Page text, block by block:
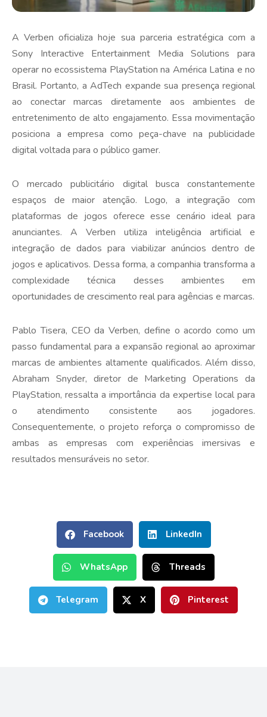
A Verben oficializa hoje sua parceria estratégica com a
Sony Interactive Entertainment Media Solutions para
operar no ecossistema PlayStation na América Latina e no
Brasil. Portanto, a AdTech expande sua presença regional
ao conectar marcas diretamente aos ambientes de
entretenimento de alto engajamento. Essa movimentação
posiciona a empresa como peça-chave na publicidade
digital voltada para o público gamer.
​O mercado publicitário digital busca constantemente
espaços de maior atenção. Logo, a integração com
plataformas de jogos oferece esse cenário ideal para
anunciantes. A Verben utiliza inteligência artificial e
integração de dados para viabilizar anúncios dentro de
jogos e aplicativos. Dessa forma, a companhia transforma a
complexidade técnica desses ambientes em
oportunidades de crescimento real para agências e marcas.
​Pablo Tisera, CEO da Verben, define o acordo como um
passo fundamental para a expansão regional ao aproximar
marcas de ambientes altamente qualificados. Além disso,
Abraham Snyder, diretor de Marketing Operations da
PlayStation, ressalta a importância da expertise local para
o atendimento consistente aos jogadores.
Consequentemente, o projeto reforça o compromisso de
ambas as empresas com experiências imersivas e
resultados mensuráveis no setor.
Facebook LinkedIn
WhatsApp Threads
Telegram X Pinterest